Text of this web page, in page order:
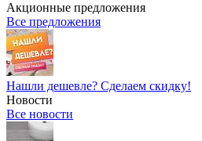
Акционные предложения
Все предложения
Нашли дешевле? Сделаем скидку!
Новости
Все новости